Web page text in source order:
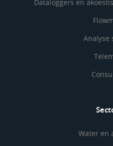
Dataloggers en
Analyse
Water en